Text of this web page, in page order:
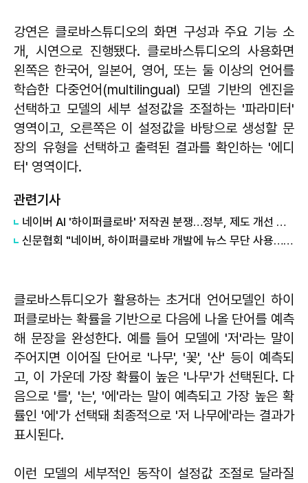
강연은 클로바스튜디오의 화면 구성과 주요 기능 소
개, 시연으로 진행됐다. 클로바스튜디오의 사용화면
왼쪽은 한국어, 일본어, 영어, 또는 둘 이상의 언어를
학습한 다중언어(multilingual) 모델 기반의 엔진을
선택하고 모델의 세부 설정값을 조절하는 '파라미터'
영역이고, 오른쪽은 이 설정값을 바탕으로 생성할 문
장의 유형을 선택하고 출력된 결과를 확인하는 '에디
터' 영역이다.
관련기사
네이버 AI '하이퍼클로바' 저작권 분쟁…정부, 제도 개선 미흡 지적
신문협회 "네이버, 하이퍼클로바 개발에 뉴스 무단 사용…공정위 신고"
클로바스튜디오가 활용하는 초거대 언어모델인 하이
퍼클로바는 확률을 기반으로 다음에 나올 단어를 예측
해 문장을 완성한다. 예를 들어 모델에 '저'라는 말이
주어지면 이어질 단어로 '나무', '꽃', '산' 등이 예측되
고, 이 가운데 가장 확률이 높은 '나무'가 선택된다. 다
음으로 '를', '는', '에'라는 말이 예측되고 가장 높은 확
률인 '에'가 선택돼 최종적으로 '저 나무에'라는 결과가
표시된다.
이런 모델의 세부적인 동작이 설정값 조절로 달라질